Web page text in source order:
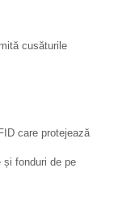
cusăturile
care protejează
fonduri de pe